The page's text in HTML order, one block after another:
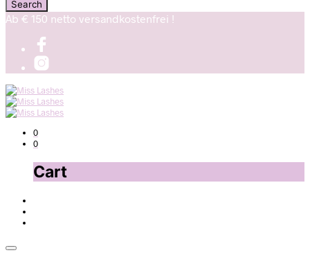
Ab € 150 netto versandkostenfrei !
0
0
Cart